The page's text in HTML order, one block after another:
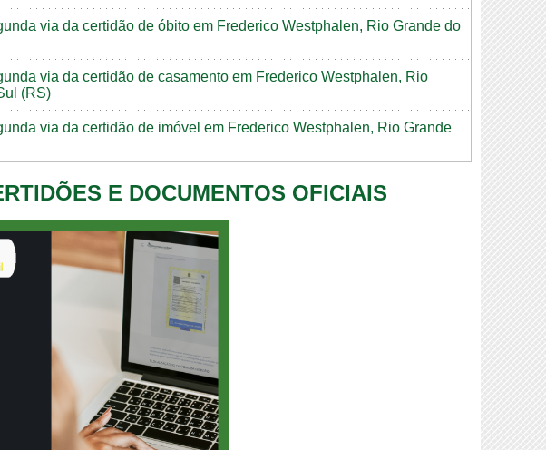
via da certidão de óbito em Frederico Westphalen, Rio Grande do
via da certidão de casamento em Frederico Westphalen, Rio
(RS)
via da certidão de imóvel em Frederico Westphalen, Rio Grande
E DOCUMENTOS OFICIAIS